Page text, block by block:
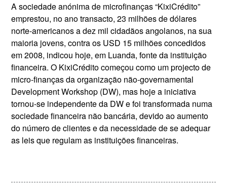
A sociedade anónima de microfinanças “KixiCrédito”
emprestou, no ano transacto, 23 milhões de dólares
norte-americanos a dez mil cidadãos angolanos, na sua
maioria jovens, contra os USD 15 milhões concedidos
em 2008, indicou hoje, em Luanda, fonte da instituição
financeira. O KixiCrédito começou como um projecto de
micro-finanças da organização não-governamental
Development Workshop (DW), mas hoje a iniciativa
tornou-se independente da DW e foi transformada numa
sociedade financeira não bancária, devido ao aumento
do número de clientes e da necessidade de se adequar
as leis que regulam as instituições financeiras.